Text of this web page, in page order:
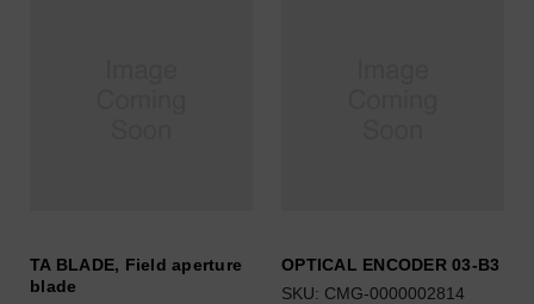
TA BLADE, Field aperture
blade
OPTICAL ENCODER 03-B3
SKU: CMG-0000002814